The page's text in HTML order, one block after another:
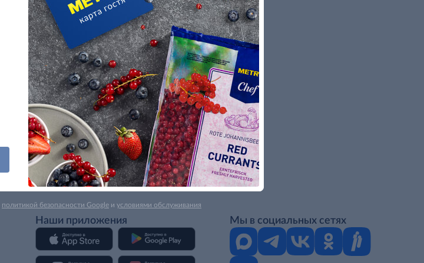
Наши приложения Мы в социальных сетях
политикой безопасности Google и условиями обслуживания